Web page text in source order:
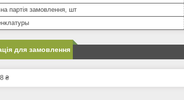
партія замовлення, шт
для замовлення
₴